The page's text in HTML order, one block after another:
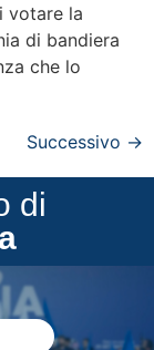
votare la
di bandiera
che lo
Successivo →
di